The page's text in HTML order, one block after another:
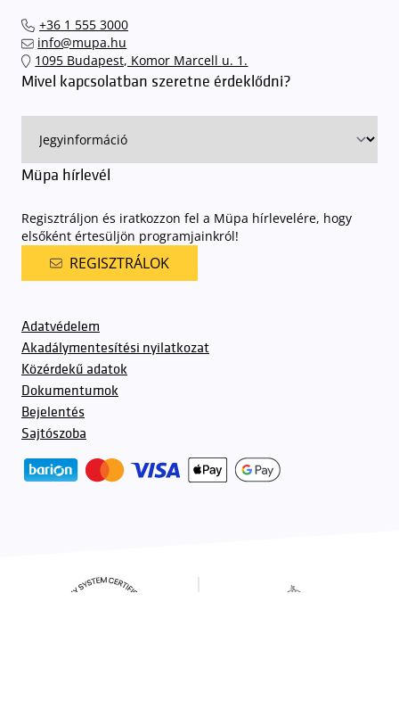
+36 1 555 3000
info@mupa.hu
1095 Budapest, Komor Marcell u. 1.
Mivel kapcsolatban szeretne érdeklődni?
Müpa hírlevél
Regisztráljon és iratkozzon fel a Müpa hírlevelére, hogy
elsőként értesüljön programjainkról!
REGISZTRÁLOK
Adatvédelem
Akadálymentesítési nyilatkozat
Közérdekű adatok
Dokumentumok
Bejelentés
Sajtószoba